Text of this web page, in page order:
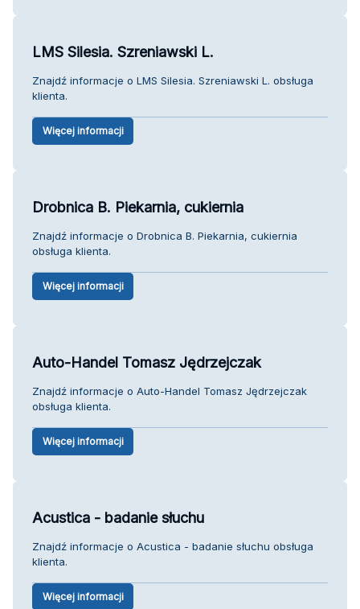
LMS Silesia. Szreniawski L.
Znajdź informacje o LMS Silesia. Szreniawski L. obsługa
klienta.
Więcej informacji
Drobnica B. Piekarnia, cukiernia
Znajdź informacje o Drobnica B. Piekarnia, cukiernia
obsługa klienta.
Więcej informacji
Auto-Handel Tomasz Jędrzejczak
Znajdź informacje o Auto-Handel Tomasz Jędrzejczak
obsługa klienta.
Więcej informacji
Acustica - badanie słuchu
Znajdź informacje o Acustica - badanie słuchu obsługa
klienta.
Więcej informacji